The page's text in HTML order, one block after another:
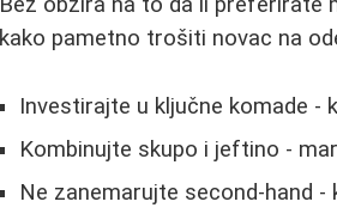
kako pametno trošiti novac na
Investirajte u ključne komade -
Kombinujte skupo i jeftino -
Ne zanemarujte second-hand